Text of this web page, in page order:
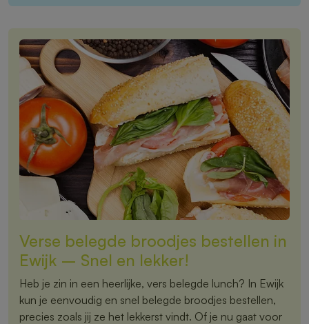
Verse belegde broodjes bestellen in
Ewijk – Snel en lekker!
Heb je zin in een heerlijke, vers belegde lunch? In Ewijk
kun je eenvoudig en snel belegde broodjes bestellen,
precies zoals jij ze het lekkerst vindt. Of je nu gaat voor